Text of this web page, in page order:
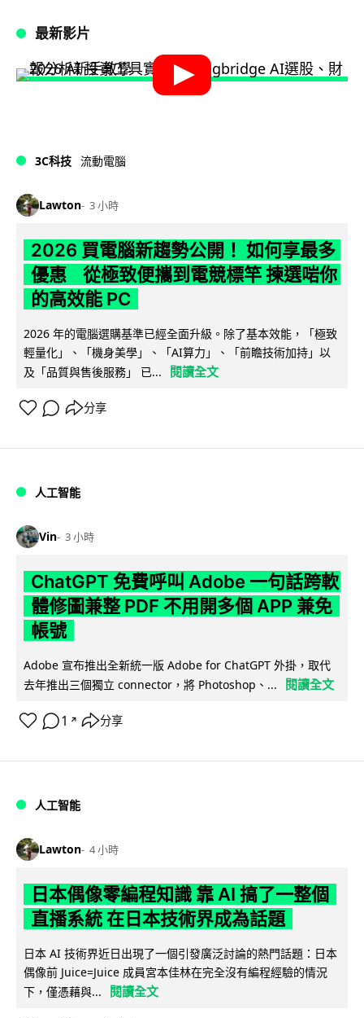
最新影片
3C科技 流動電腦
Lawton 3 小時
2026 買電腦新趨勢公開！ 如何享最多
優惠 從極致便攜到電競標竿 揀選啱你
的高效能 PC
2026 年的電腦選購基準已經全面升級。除了基本效能，「極致
輕量化」、「機身美學」、「AI算力」、「前瞻技術加持」以
及「品質與售後服務」 已...
閱讀全文
分享
人工智能
Vin 3 小時
ChatGPT 免費呼叫 Adobe 一句話跨軟
體修圖兼整 PDF 不用開多個 APP 兼免
帳號
Adobe 宣布推出全新統一版 Adobe for ChatGPT 外掛，取代
去年推出三個獨立 connector，將 Photoshop、...
閱讀全文
1 ↗ 分享
人工智能
Lawton 4 小時
日本偶像零編程知識 靠 AI 搞了一整個
直播系統 在日本技術界成為話題
日本 AI 技術界近日出現了一個引發廣泛討論的熱門話題：日本
偶像前 Juice=Juice 成員宮本佳林在完全沒有編程經驗的情況
下，僅憑藉與...
閱讀全文